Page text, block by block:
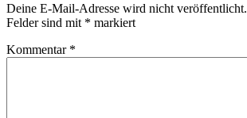
Deine E-Mail-Adresse wird nicht veröffentlicht.
Felder sind mit * markiert
Kommentar *